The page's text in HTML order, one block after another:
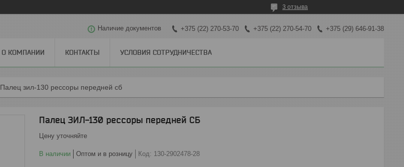
3 отзыва
Наличие документов +375 (22) 270-53-70 +375 (22) 270-54-70 +375 (29) 646-91-38
О КОМПАНИИ КОНТАКТЫ УСЛОВИЯ СОТРУДНИЧЕСТВА
Палец зил-130 рессоры передней сб
Палец ЗИЛ-130 рессоры передней СБ
Цену уточняйте
В наличии Оптом и в розницу Код: 130-2902478-28